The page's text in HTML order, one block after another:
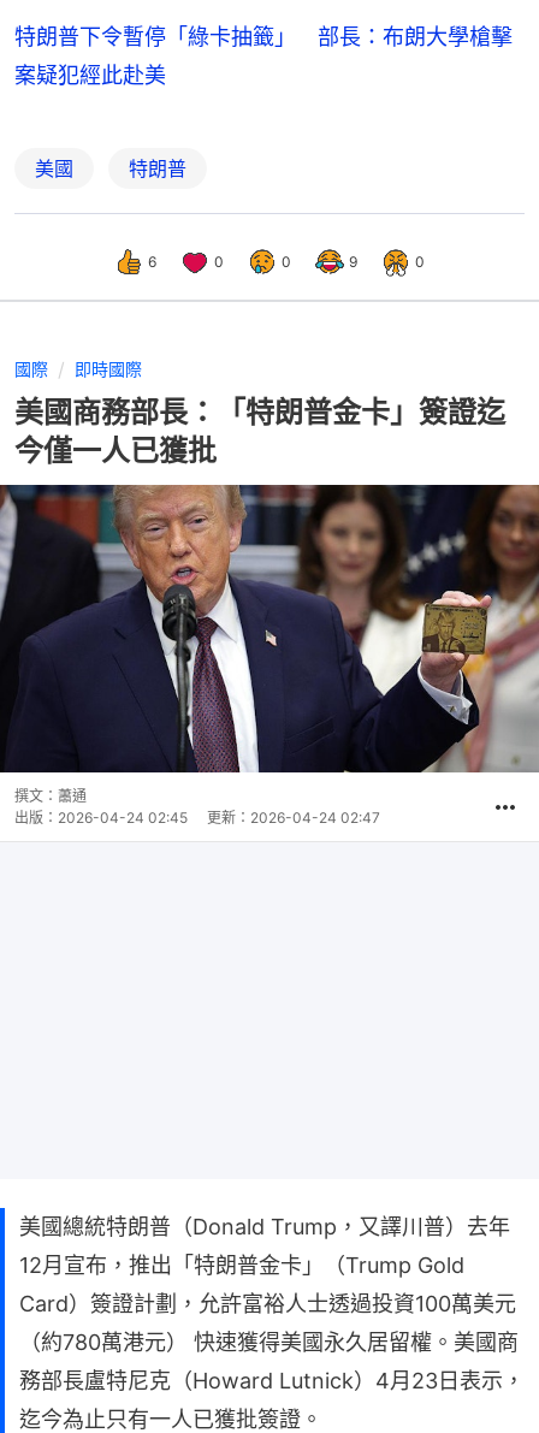
特朗普下令暫停「綠卡抽籤」 部長：布朗大學槍擊
案疑犯經此赴美
美國 特朗普
6 0 0 9 0
國際 即時國際
美國商務部長：「特朗普金卡」簽證迄
今僅一人已獲批
撰文： 蕭通
出版： 2026-04-24 02:45 更新： 2026-04-24 02:47
美國總統特朗普（Donald Trump，又譯川普）去年
12月宣布，推出「特朗普金卡」（Trump Gold
Card）簽證計劃，允許富裕人士透過投資100萬美元
（約780萬港元） 快速獲得美國永久居留權。美國商
務部長盧特尼克（Howard Lutnick）4月23日表示，
迄今為止只有一人已獲批簽證。